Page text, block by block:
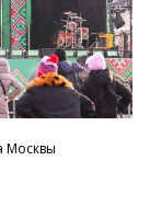
Москвы